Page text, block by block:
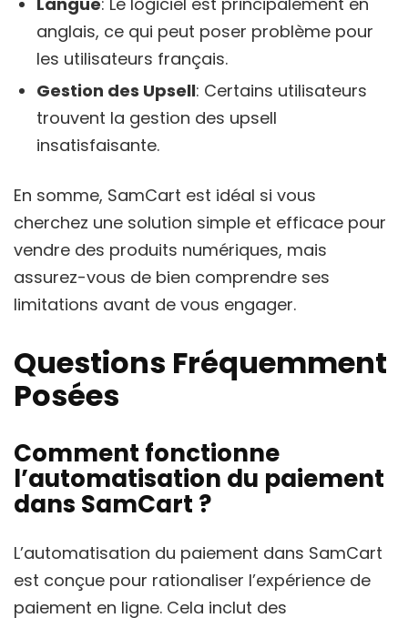
anglais, ce qui peut poser problème pour
les utilisateurs français.
Gestion des Upsell: Certains utilisateurs
trouvent la gestion des upsell
insatisfaisante.
En somme, SamCart est idéal si vous
cherchez une solution simple et efficace pour
vendre des produits numériques, mais
assurez-vous de bien comprendre ses
limitations avant de vous engager.
Questions Fréquemment
Posées
Comment fonctionne
l’automatisation du paiement
dans SamCart ?
L’automatisation du paiement dans SamCart
est conçue pour rationaliser l’expérience de
paiement en ligne. Cela inclut des